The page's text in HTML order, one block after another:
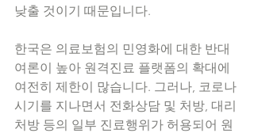
낮출 것이기 때문입니다.
한국은 의료보험의 민영화에 대한 반대
여론이 높아 원격진료 플랫폼의 확대에
여전히 제한이 많습니다. 그러나, 코로나
시기를 지나면서 전화상담 및 처방, 대리
처방 등의 일부 진료행위가 허용되어 원